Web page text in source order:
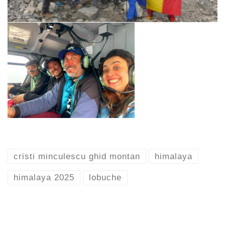
cristi minculescu ghid montan himalaya
himalaya 2025 lobuche